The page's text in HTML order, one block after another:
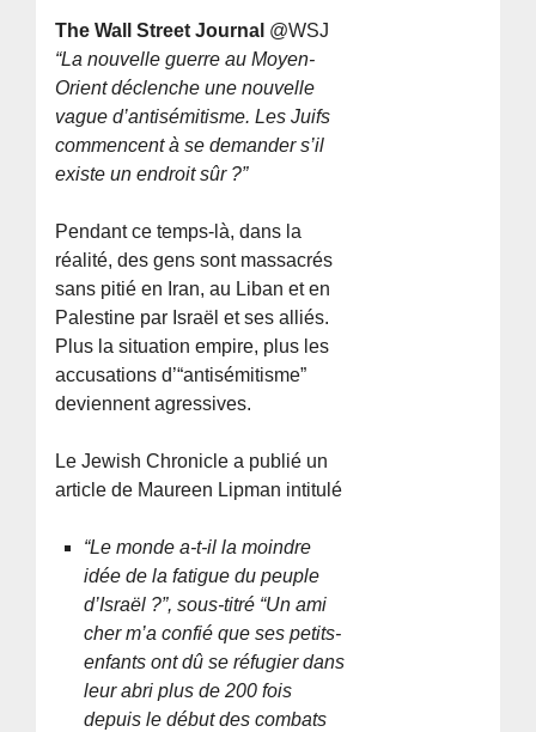
The Wall Street Journal @WSJ
“La nouvelle guerre au Moyen-
Orient déclenche une nouvelle
vague d’antisémitisme. Les Juifs
commencent à se demander s’il
existe un endroit sûr ?”
Pendant ce temps-là, dans la
réalité, des gens sont massacrés
sans pitié en Iran, au Liban et en
Palestine par Israël et ses alliés.
Plus la situation empire, plus les
accusations d’“antisémitisme”
deviennent agressives.
Le Jewish Chronicle a publié un
article de Maureen Lipman intitulé
“Le monde a-t-il la moindre
idée de la fatigue du peuple
d’Israël ?”, sous-titré “Un ami
cher m’a confié que ses petits-
enfants ont dû se réfugier dans
leur abri plus de 200 fois
depuis le début des combats